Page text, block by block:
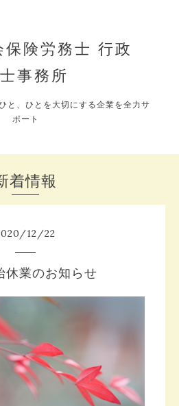
険労務士 行政
事務所
と、ひとを大切にする企業を全力サ
ポート
着情報
/12/22
休業のお知らせ